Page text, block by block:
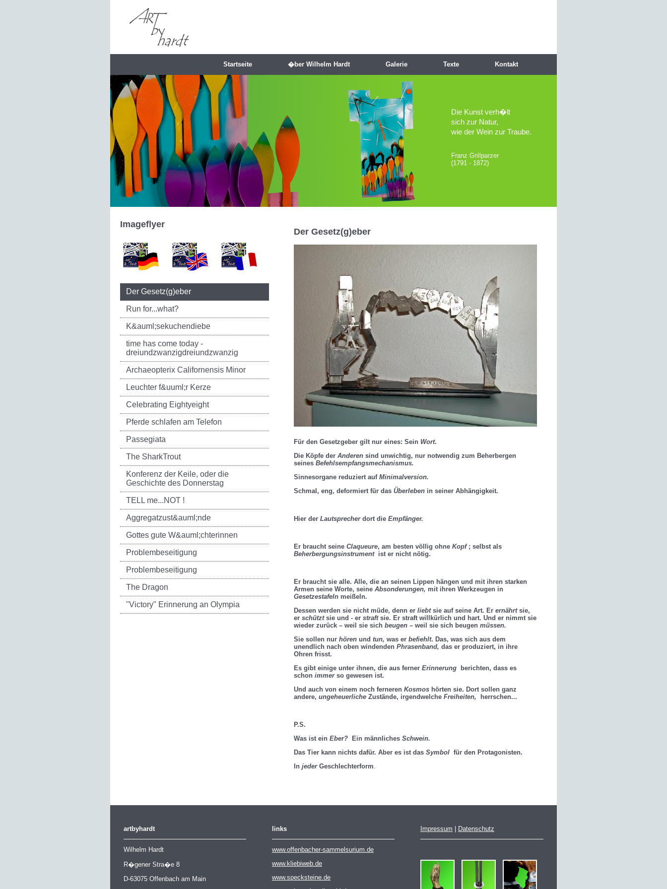
Startseite �ber Wilhelm Hardt Galerie Texte Kontakt
Die Kunst verh�lt
sich zur Natur,
wie der Wein zur Traube.
Franz Grillparzer
(1791 - 1872)
Imageflyer
Der Gesetz(g)eber
Run for...what?
K&auml;sekuchendiebe
time has come today -
dreiundzwanzigdreiundzwanzig
Archaeopterix Californensis Minor
Leuchter f&uuml;r Kerze
Celebrating Eightyeight
Pferde schlafen am Telefon
Passegiata
The SharkTrout
Konferenz der Keile, oder die
Geschichte des Donnerstag
TELL me...NOT !
Aggregatzust&auml;nde
Gottes gute W&auml;chterinnen
Problembeseitigung
Problembeseitigung
The Dragon
"Victory" Erinnerung an Olympia
Der Gesetz(g)eber
Für den Gesetzgeber gilt nur eines: Sein Wort.
Die Köpfe der Anderen sind unwichtig, nur notwendig zum Beherbergen
seines Befehlsempfangsmechanismus.
Sinnesorgane reduziert auf Minimalversion.
Schmal, eng, deformiert für das Überleben in seiner Abhängigkeit.
Hier der Lautsprecher dort die Empfänger.
Er braucht seine Claqueure, am besten völlig ohne Kopf ; selbst als
Beherbergungsinstrumentist er nicht nötig.
Er braucht sie alle. Alle, die an seinen Lippen hängen und mit ihren starken
Armen seine Worte, seine Absonderungen, mit ihren Werkzeugen in
Gesetzestafeln meißeln.
Dessen werden sie nicht müde, denn er liebtsie auf seine Art. Er ernährtsie,
er schützt sie und - er straftsie. Er straft willkürlich und hart. Und er nimmt sie
wieder zurück – weil sie sich beugen – weil sie sich beugen müssen.
Sie sollen nur hören und tun, was er befiehlt. Das, was sich aus dem
unendlich nach oben windenden Phrasenband, das er produziert, in ihre
Ohren frisst.
Es gibt einige unter ihnen, die aus ferner Erinnerung berichten, dass es
schon immerso gewesen ist.
Und auch von einem noch ferneren Kosmos hörten sie. Dort sollen ganz
andere, ungeheuerliche Zustände, irgendwelche Freiheiten, herrschen...
P.S.
Was ist ein Eber? Ein männliches Schwein.
Das Tier kann nichts dafür. Aber es ist das Symbol für den Protagonisten.
In jederGeschlechterform.
artbyhardt
Wilhelm Hardt
R�gener Stra�e 8
D-63075 Offenbach am Main
links
www.offenbacher-sammelsurium.de
www.kliebiweb.de
www.specksteine.de
Impressum Datenschutz